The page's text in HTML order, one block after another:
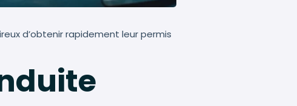
d’obtenir rapidement leur permis